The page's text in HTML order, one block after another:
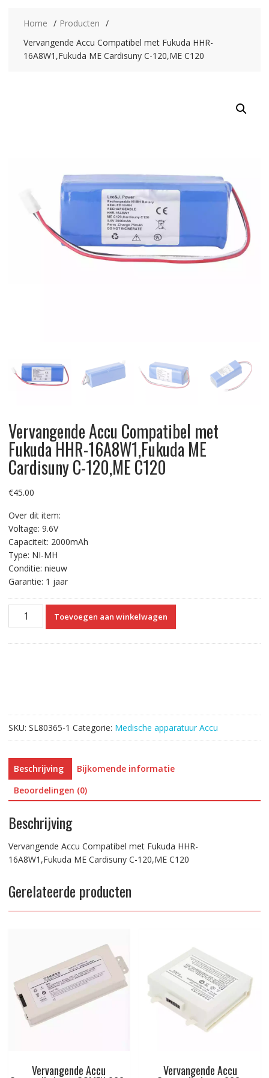
Home
Producten
Vervangende Accu Compatibel met Fukuda HHR-
16A8W1,Fukuda ME Cardisuny C-120,ME C120
Vervangende Accu Compatibel met
Fukuda HHR-16A8W1,Fukuda ME
Cardisuny C-120,ME C120
€45.00
Over dit item:
Voltage: 9.6V
Capaciteit: 2000mAh
Type: NI-MH
Conditie: nieuw
Garantie: 1 jaar
Vervangende
Accu
Cardisuny
C-
120,ME
C120
aantal
Toevoegen aan winkelwagen
SKU: SL80365-1 Categorie: Medische apparatuur Accu
Beschrijving
Bijkomende informatie
Beoordelingen (0)
Beschrijving
Vervangende Accu Compatibel met Fukuda HHR-
16A8W1,Fukuda ME Cardisuny C-120,ME C120
Gerelateerde producten
Vervangende Accu Vervangende Accu